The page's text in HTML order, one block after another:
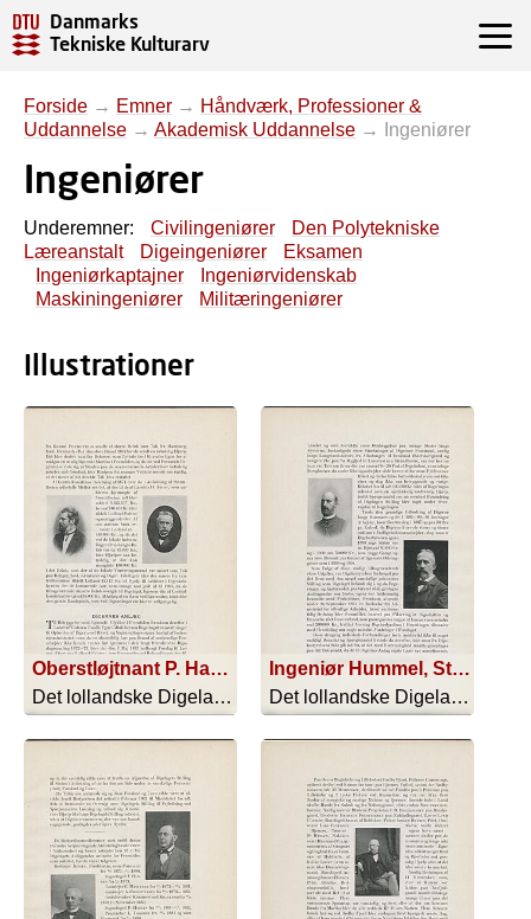
Danmarks
Tekniske Kulturarv
Forside → Emner → Håndværk, Professioner &
Uddannelse → Akademisk Uddannelse → Ingeniører
Ingeniører
Underemner: Civilingeniører
Den Polytekniske
Læreanstalt
Digeingeniører
Eksamen
Ingeniørkaptajner
Ingeniørvidenskab
Maskiningeniører
Militæringeniører
Illustrationer
Oberstløjtnant P. Hansen, Alægets ledende Ingeniør 1873-78
Det lollandske Digelag 1873-1913 - 1913
Ingeniør Hummel, Statens kontrollerende Ingeniør fra 1890.
Det lollandske Digelag 1873-1913 - 1913